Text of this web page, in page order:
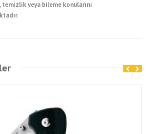
temizlik veya bileme konularını